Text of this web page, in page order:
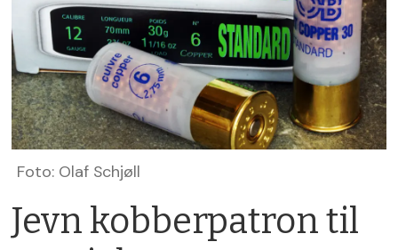
Foto: Olaf Schjøll
Jevn kobberpatron til